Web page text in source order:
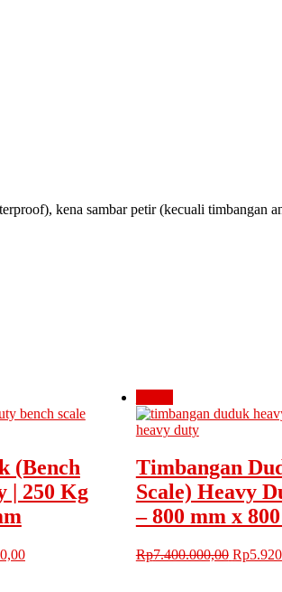
kena sambar petir (kecuali timbangan
(Bench
| 250 Kg
Harga
Timbangan
Scale) Heavy
– 800 mm x
Rp7.400.000,00 Harga
Rp